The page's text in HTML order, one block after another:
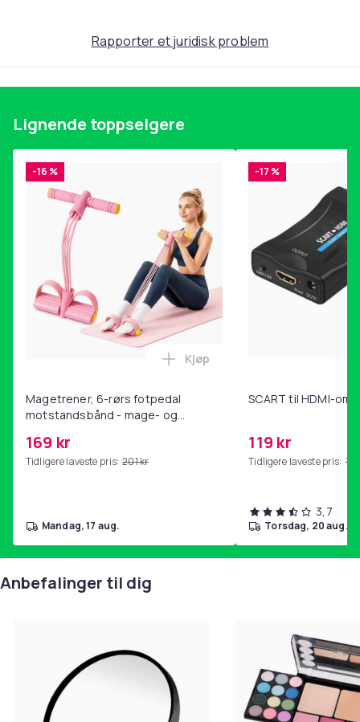
Rapporter et juridisk problem
Lignende toppselgere
-16 %
Magetrener, 6-rørs fotpedal
motstandsbånd - mage- og
hjemmegymnastikk Pink
169 kr
Tidligere laveste pris: 201 kr
Legg Magetrener, 6-rørs
Kjøp
mandag, 17 aug.
-17 %
SCART til HDMI-
119 kr
Tidligere laveste pris:
3,7
torsdag, 20 aug.
Anbefalinger til dig